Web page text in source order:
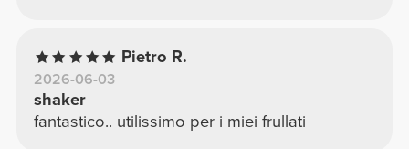
Pietro R.
2026-06-03
shaker
fantastico.. utilissimo per i miei frullati